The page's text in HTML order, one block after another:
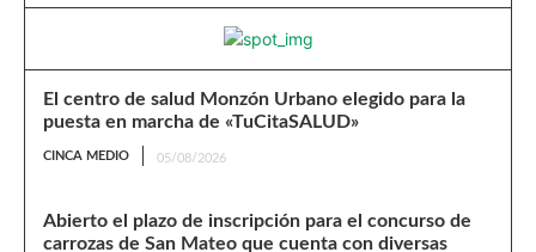
El centro de salud Monzón Urbano elegido para la
puesta en marcha de «TuCitaSALUD»
CINCA MEDIO 05/08/2026
Abierto el plazo de inscripción para el concurso de
carrozas de San Mateo que cuenta con diversas